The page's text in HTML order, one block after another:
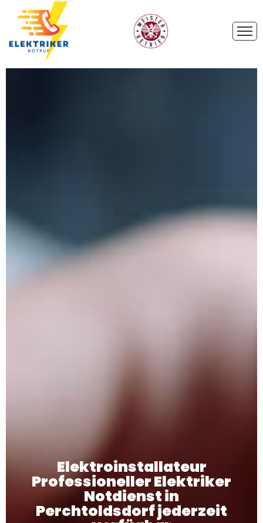
Elektroinstallateur
Professioneller Elektriker
Notdienst in
Perchtoldsdorf jederzeit